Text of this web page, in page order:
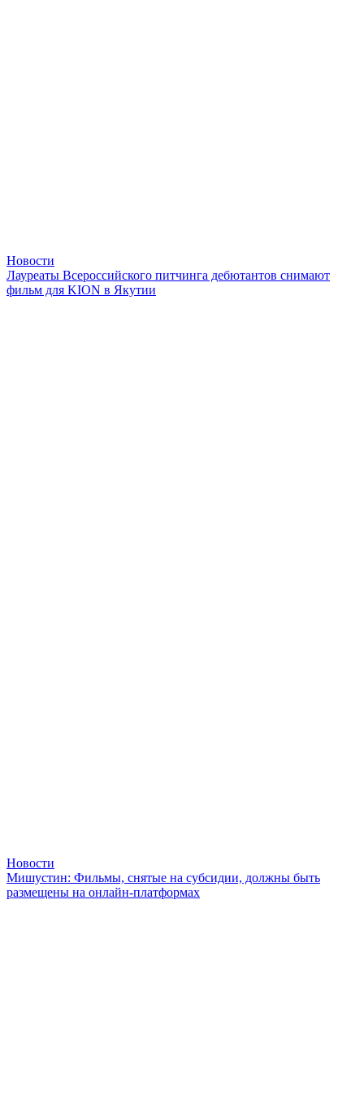
Новости
Лауреаты Всероссийского питчинга дебютантов снимают
фильм для KION в Якутии
Новости
Мишустин: Фильмы, снятые на субсидии, должны быть
размещены на онлайн-платформах